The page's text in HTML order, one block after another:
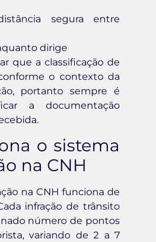
segura entre
dirige
que a classificação de
o contexto da
portanto sempre é
a documentação
o sistema
na CNH
na CNH funciona de
infração de trânsito
número de pontos
variando de 2 a 7